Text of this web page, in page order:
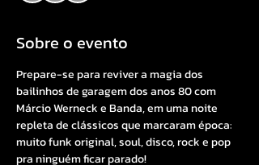
Sobre o evento
Prepare-se para reviver a magia dos
bailinhos de garagem dos anos 80 com
Márcio Werneck e Banda, em uma noite
repleta de clássicos que marcaram época:
muito funk original, soul, disco, rock e pop
pra ninguém ficar parado!